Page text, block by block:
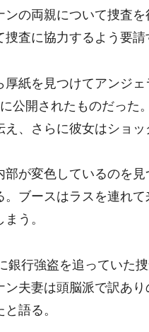
ンの両親について捜査
査に協力するよう要請
厚紙を見つけてアンジ
公開されたものだった
、さらに彼女はショッ
部が変色しているのを
。ブースはラスを連れ
う。
銀行強盗を追っていた
ン夫妻は頭脳派で訳あ
語る。